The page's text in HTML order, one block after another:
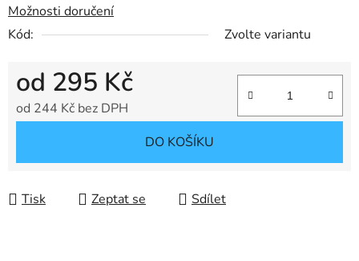
Možnosti doručení
Kód:
Zvolte variantu
od 295 Kč
od 244 Kč bez DPH
DO KOŠÍKU
Tisk Zeptat se Sdílet